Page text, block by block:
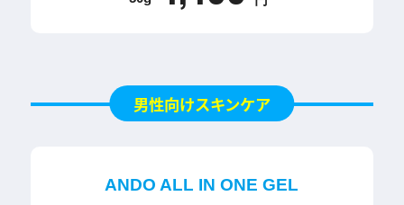
男性向けスキンケア
ANDO ALL IN ONE GEL